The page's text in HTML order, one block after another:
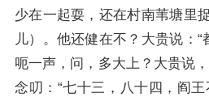
少在一起耍，还在村南苇塘里
儿）。他还健在不？大贵说：“
呃一声，问，多大上？大贵说
念叨：“七十三，八十四，阎